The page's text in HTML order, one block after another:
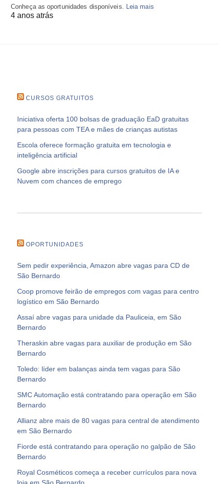
Conheça as oportunidades disponíveis. Leia mais
4 anos atrás
CURSOS GRATUITOS
Iniciativa oferta 100 bolsas de graduação EaD gratuitas
para pessoas com TEA e mães de crianças autistas
Escola oferece formação gratuita em tecnologia e
inteligência artificial
Google abre inscrições para cursos gratuitos de IA e
Nuvem com chances de emprego
OPORTUNIDADES
Sem pedir experiência, Amazon abre vagas para CD de
São Bernardo
Coop promove feirão de empregos com vagas para centro
logístico em São Bernardo
Assaí abre vagas para unidade da Pauliceia, em São
Bernardo
Theraskin abre vagas para auxiliar de produção em São
Bernardo
Toledo: líder em balanças ainda tem vagas para São
Bernardo
SMC Automação está contratando para operação em São
Bernardo
Allianz abre mais de 80 vagas para central de atendimento
em São Bernardo
Fiorde está contratando para operação no galpão de São
Bernardo
Royal Cosméticos começa a receber currículos para nova